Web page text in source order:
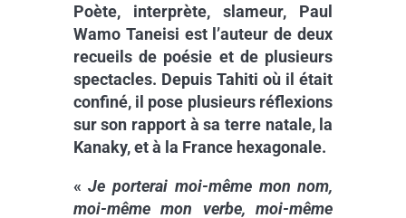
Poète, interprète, slameur, Paul
Wamo Taneisi est l’auteur de deux
recueils de poésie et de plusieurs
spectacles. Depuis Tahiti où il était
confiné, il pose plusieurs réflexions
sur son rapport à sa terre natale, la
Kanaky, et à la France hexagonale.
«Je porterai moi-même mon nom,
moi-même mon verbe, moi-même